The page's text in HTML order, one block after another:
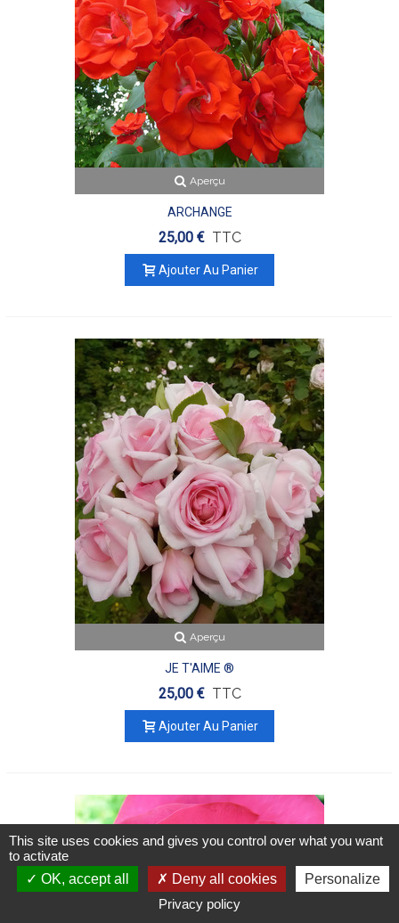
Aperçu
ARCHANGE
25,00 € TTC
Ajouter Au Panier
Aperçu
JE T'AIME ®
25,00 € TTC
Ajouter Au Panier
Panier
0 0
This site uses cookies and gives you control over what you want
to activate
OK, accept all
Deny all cookies
Personalize
Privacy policy